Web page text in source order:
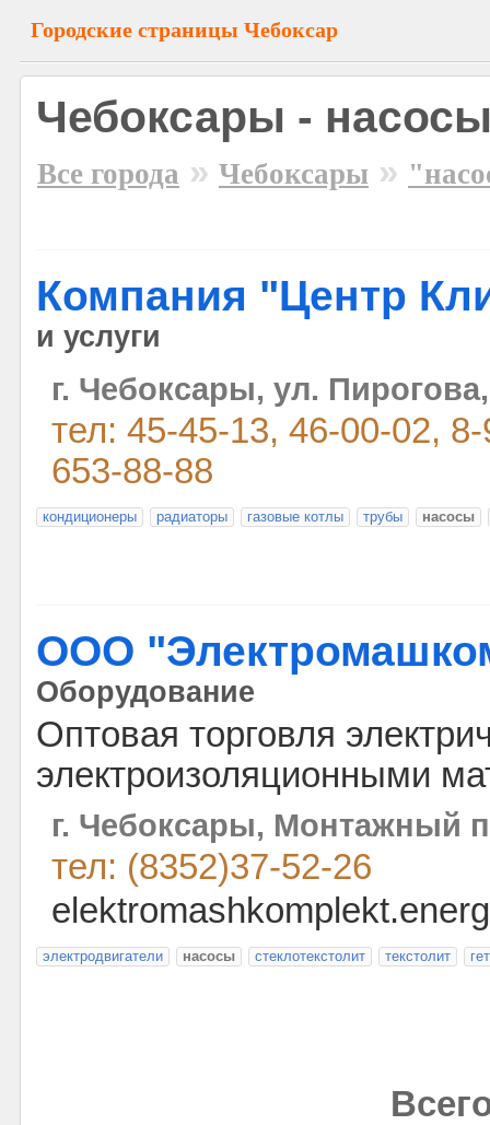
Городские страницы Чебоксар
Чебоксары -
Все города » Чебоксары »
Компания "Центр
и услуги
г. Чебоксары, ул.
тел: 45-45-13, 46-00-02,
653-88-88
кондиционеры радиаторы газовые котлы трубы насосы
ООО
Оборудование
Оптовая торговля
электроизоляционными
г. Чебоксары, Монтажный
тел: (8352)37-52-26
электродвигатели насосы стеклотекстолит текстолит